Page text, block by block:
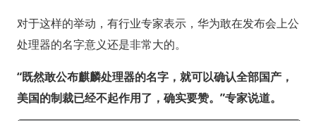
对于这样的举动，有行业专家表示，华为敢在发布会上公
处理器的名字意义还是非常大的。
“既然敢公布麒麟处理器的名字，就可以确认全部国产，
美国的制裁已经不起作用了，确实要赞。”专家说道。